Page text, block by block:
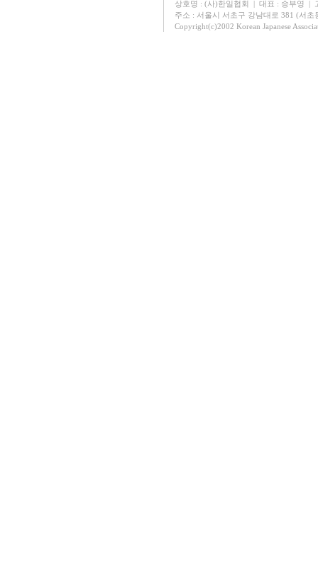
상호명 : (사)한일협회 | 대표 : 송부영 |
주소 : 서울시 서초구 강남대로 381 (서
Copyright(c)2002 Korean Japanese